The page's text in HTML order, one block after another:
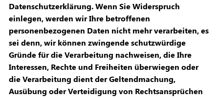
Datenschutzerklärung. Wenn Sie Widerspruch
einlegen, werden wir Ihre betroffenen
personenbezogenen Daten nicht mehr verarbeiten, es
sei denn, wir können zwingende schutzwürdige
Gründe für die Verarbeitung nachweisen, die Ihre
Interessen, Rechte und Freiheiten überwiegen oder
die Verarbeitung dient der Geltendmachung,
Ausübung oder Verteidigung von Rechtsansprüchen